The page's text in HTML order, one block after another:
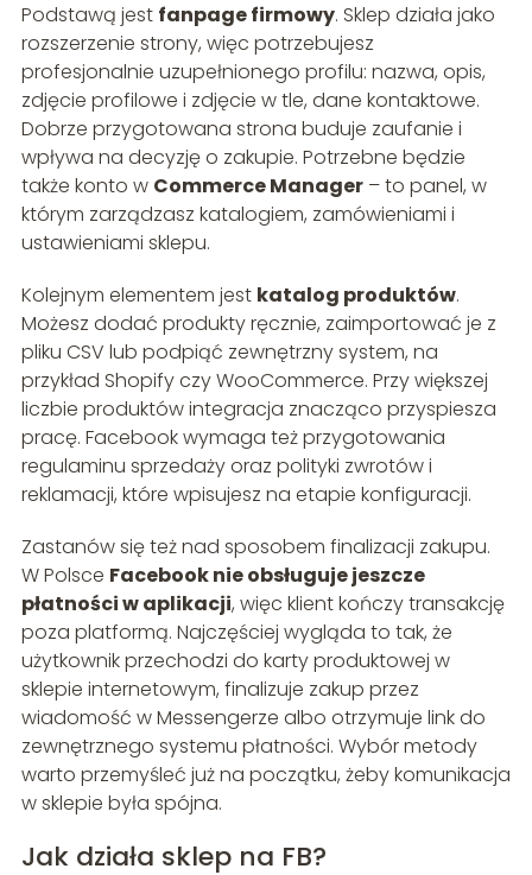
Podstawą jest fanpage firmowy. Sklep działa jako
rozszerzenie strony, więc potrzebujesz
profesjonalnie uzupełnionego profilu: nazwa, opis,
zdjęcie profilowe i zdjęcie w tle, dane kontaktowe.
Dobrze przygotowana strona buduje zaufanie i
wpływa na decyzję o zakupie. Potrzebne będzie
także konto w Commerce Manager– to panel, w
którym zarządzasz katalogiem, zamówieniami i
ustawieniami sklepu.
Kolejnym elementem jest katalog produktów.
Możesz dodać produkty ręcznie, zaimportować je z
pliku CSV lub podpiąć zewnętrzny system, na
przykład Shopify czy WooCommerce. Przy większej
liczbie produktów integracja znacząco przyspiesza
pracę. Facebook wymaga też przygotowania
regulaminu sprzedaży oraz polityki zwrotów i
reklamacji, które wpisujesz na etapie konfiguracji.
Zastanów się też nad sposobem finalizacji zakupu.
W Polsce Facebook nie obsługuje jeszcze
płatności w aplikacji, więc klient kończy transakcję
poza platformą. Najczęściej wygląda to tak, że
użytkownik przechodzi do karty produktowej w
sklepie internetowym, finalizuje zakup przez
wiadomość w Messengerze albo otrzymuje link do
zewnętrznego systemu płatności. Wybór metody
warto przemyśleć już na początku, żeby komunikacja
w sklepie była spójna.
Jak działa sklep na FB?